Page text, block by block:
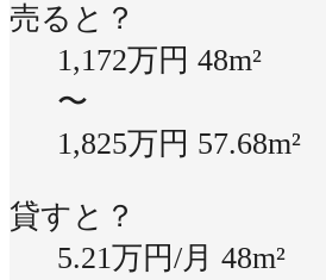
売ると？
1,172万円 48m²
〜
1,825万円 57.68m²
貸すと？
5.21万円/月 48m²